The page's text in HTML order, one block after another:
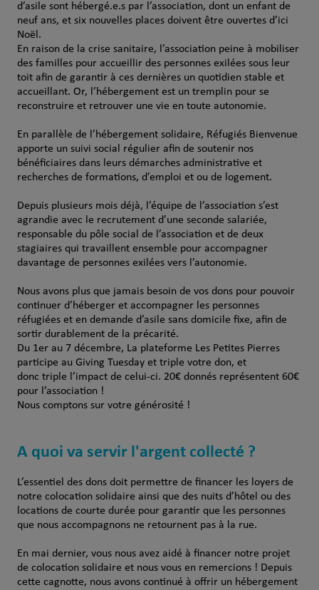
d’asile sont hébergé.e.s par l’association, dont un enfant de
neuf ans, et six nouvelles places doivent être ouvertes d’ici
Noël.
En raison de la crise sanitaire, l’association peine à mobiliser
des familles pour accueillir des personnes exilées sous leur
toit afin de garantir à ces dernières un quotidien stable et
accueillant. Or, l’hébergement est un tremplin pour se
reconstruire et retrouver une vie en toute autonomie.
En parallèle de l’hébergement solidaire, Réfugiés Bienvenue
apporte un suivi social régulier afin de soutenir nos
bénéficiaires dans leurs démarches administrative et
recherches de formations, d’emploi et ou de logement.
Depuis plusieurs mois déjà, l’équipe de l’association s’est
agrandie avec le recrutement d’une seconde salariée,
responsable du pôle social de l’association et de deux
stagiaires qui travaillent ensemble pour accompagner
davantage de personnes exilées vers l’autonomie.
Nous avons plus que jamais besoin de vos dons pour pouvoir
continuer d’héberger et accompagner les personnes
réfugiées et en demande d’asile sans domicile fixe, afin de
sortir durablement de la précarité.
Du 1er au 7 décembre, La plateforme Les Petites Pierres
participe au Giving Tuesday et triple votre don, et
donc triple l’impact de celui-ci. 20€ donnés représentent 60€
pour l’association !
Nous comptons sur votre générosité !
A quoi va servir l'argent collecté ?
L’essentiel des dons doit permettre de financer les loyers de
notre colocation solidaire ainsi que des nuits d’hôtel ou des
locations de courte durée pour garantir que les personnes
que nous accompagnons ne retournent pas à la rue.
En mai dernier, vous nous avez aidé à financer notre projet
de colocation solidaire et nous vous en remercions ! Depuis
cette cagnotte, nous avons continué à offrir un hébergement